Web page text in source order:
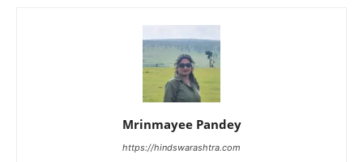
Mrinmayee Pandey
https://hindswarashtra.com